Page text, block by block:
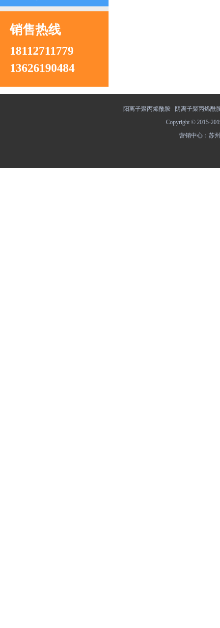
销售热线
18112711779
13626190484
阳离子聚丙烯酰胺
阴离子聚丙烯酰
Copyright © 2015-
营销中心：苏